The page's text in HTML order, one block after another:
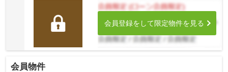
会員登録をして限定物件を見る
会員物件